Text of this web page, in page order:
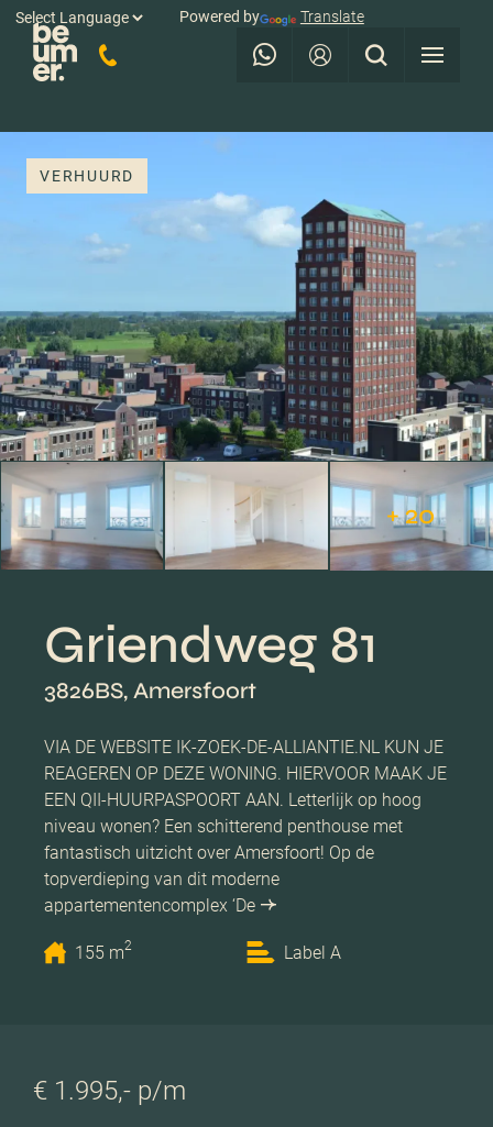
Powered by Translate
VERHUURD
+ 20
Griendweg 81
3826BS, Amersfoort
VIA DE WEBSITE IK-ZOEK-DE-ALLIANTIE.NL KUN JE
REAGEREN OP DEZE WONING. HIERVOOR MAAK JE
EEN QII-HUURPASPOORT AAN. Letterlijk op hoog
niveau wonen? Een schitterend penthouse met
fantastisch uitzicht over Amersfoort! Op de
topverdieping van dit moderne
appartementencomplex ‘De
155 m2 Label A
€ 1.995,- p/m